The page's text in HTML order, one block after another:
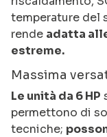
temperature del
rende adatta
estreme.
Massima
Le unità da 6 HP
permettono di
tecniche;